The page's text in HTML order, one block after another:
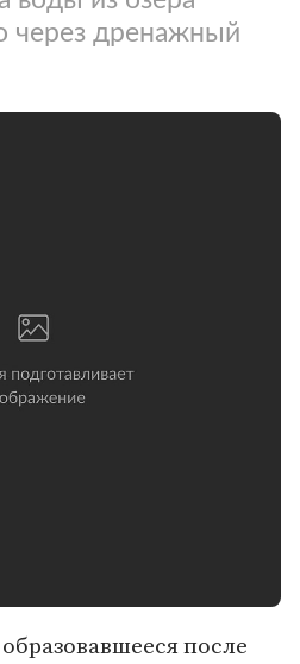
через дренажный
после